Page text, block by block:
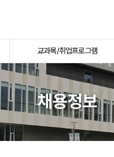
교과목/취업프로그램
채용정보